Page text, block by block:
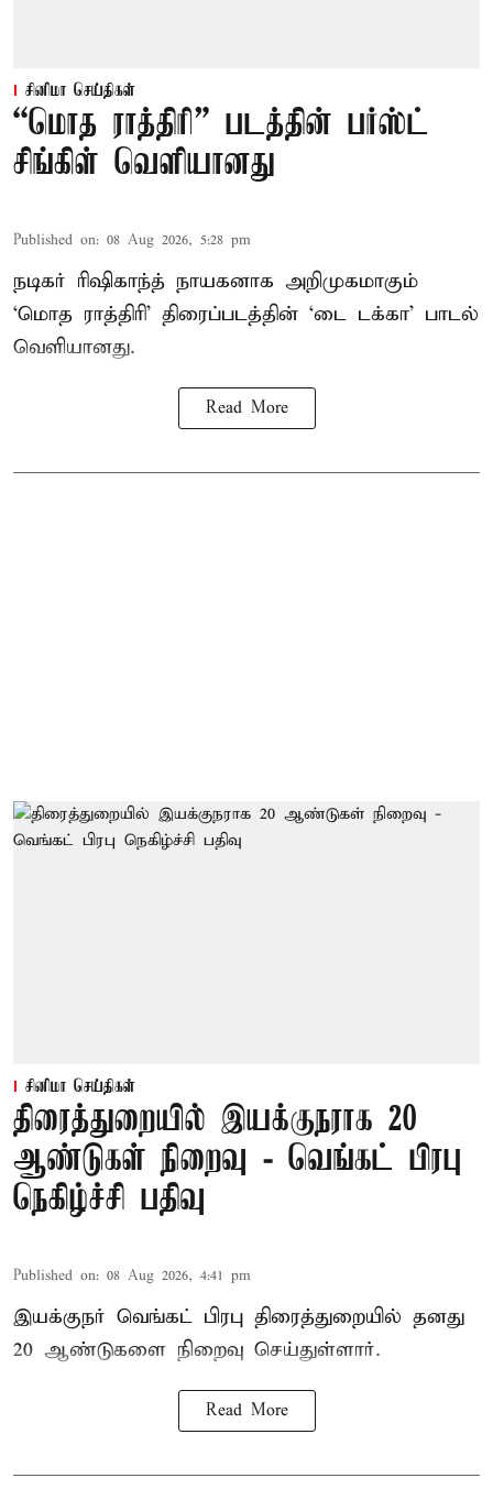
சினிமா செய்திகள்
“மொத ராத்திரி” படத்தின் பர்ஸ்ட்
சிங்கிள் வெளியானது
Published on: 08 Aug 2026, 5:28 pm
நடிகர் ரிஷிகாந்த் நாயகனாக அறிமுகமாகும்
‘மொத ராத்திரி’ திரைப்படத்தின் ‘டை டக்கா’ பாடல்
வெளியானது.
Read More
சினிமா செய்திகள்
திரைத்துறையில் இயக்குநராக 20
ஆண்டுகள் நிறைவு - வெங்கட் பிரபு
நெகிழ்ச்சி பதிவு
Published on: 08 Aug 2026, 4:41 pm
இயக்குநர் வெங்கட் பிரபு திரைத்துறையில் தனது
20 ஆண்டுகளை நிறைவு செய்துள்ளார்.
Read More